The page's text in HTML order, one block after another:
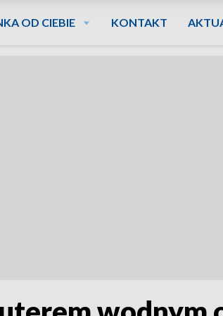
OD CIEBIE KONTAKT